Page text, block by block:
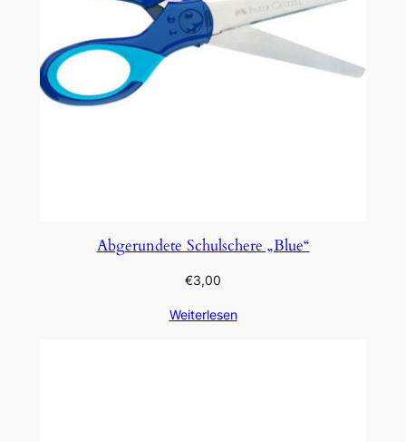
Abgerundete Schulschere „Blue“
€3,00
Weiterlesen